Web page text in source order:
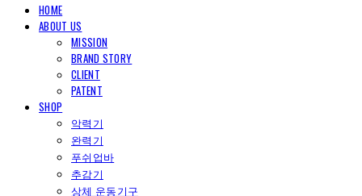
HOME
ABOUT US
MISSION
BRAND STORY
CLIENT
PATENT
SHOP
악력기
완력기
푸쉬업바
추감기
상체 운동기구